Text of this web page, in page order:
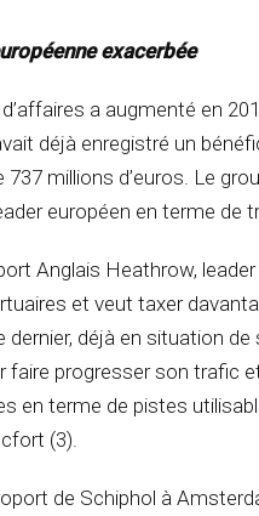
exacerbée
a augmenté en
déjà enregistré un
millions d’euros. Le
européen en terme de
Anglais Heathrow,
et veut taxer
dernier, déjà en situation
faire progresser son trafic
en terme de pistes
(3).
de Schiphol à